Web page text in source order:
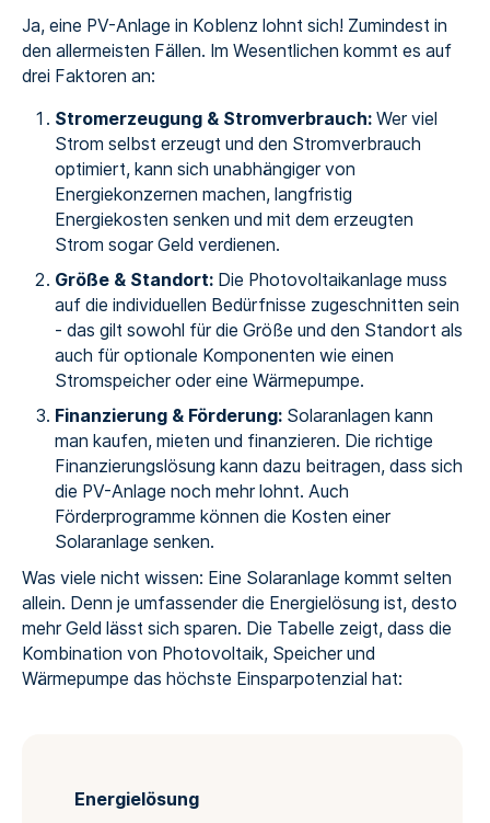
Ja, eine PV-Anlage in Koblenz lohnt sich! Zumindest in
den allermeisten Fällen. Im Wesentlichen kommt es auf
drei Faktoren an:
Stromerzeugung & Stromverbrauch:Wer viel
Strom selbst erzeugt und den Stromverbrauch
optimiert, kann sich unabhängiger von
Energiekonzernen machen, langfristig
Energiekosten senken und mit dem erzeugten
Strom sogar Geld verdienen.
Größe & Standort:Die Photovoltaikanlage muss
auf die individuellen Bedürfnisse zugeschnitten sein
- das gilt sowohl für die Größe und den Standort als
auch für optionale Komponenten wie einen
Stromspeicher oder eine Wärmepumpe.
Finanzierung & Förderung:Solaranlagen kann
man kaufen, mieten und finanzieren. Die richtige
Finanzierungslösung kann dazu beitragen, dass sich
die PV-Anlage noch mehr lohnt. Auch
Förderprogramme können die Kosten einer
Solaranlage senken.
Was viele nicht wissen: Eine Solaranlage kommt selten
allein. Denn je umfassender die Energielösung ist, desto
mehr Geld lässt sich sparen. Die Tabelle zeigt, dass die
Kombination von Photovoltaik, Speicher und
Wärmepumpe das höchste Einsparpotenzial hat:
Energielösung